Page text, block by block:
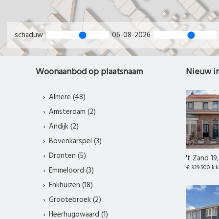
schaduw 06-08-2026
Woonaanbod op plaatsnaam
Almere (48)
Amsterdam (2)
Andijk (2)
Bovenkarspel (3)
Dronten (5)
Emmeloord (3)
Enkhuizen (18)
Grootebroek (2)
Heerhugowaard (1)
Nieuw
't Zand
€ 329.500 k.k